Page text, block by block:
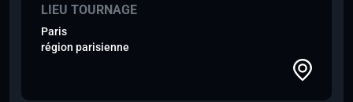
LIEU TOURNAGE
Paris
région parisienne